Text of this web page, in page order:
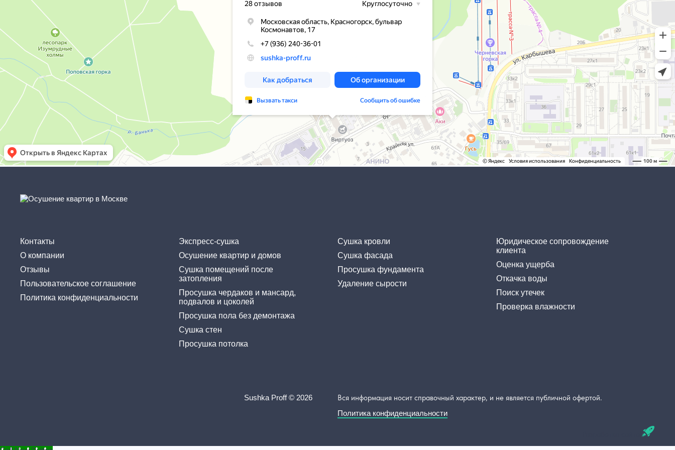
Контакты
О компании
Отзывы
Пользовательское соглашение
Политика конфиденциальности
Экспресс-cушка
Осушение квартир и домов
Сушка помещений после
затопления
Просушка чердаков и мансард,
подвалов и цоколей
Просушка пола без демонтажа
Сушка стен
Просушка потолка
Сушка кровли
Сушка фасада
Просушка фундамента
Удаление сырости
Юридическое сопровождение
клиента
Оценка ущерба
Откачка воды
Поиск утечек
Проверка влажности
Sushka Proff © 2026 Вся информация носит справочный характер, и не является публичной офертой.
Политика конфиденциальности